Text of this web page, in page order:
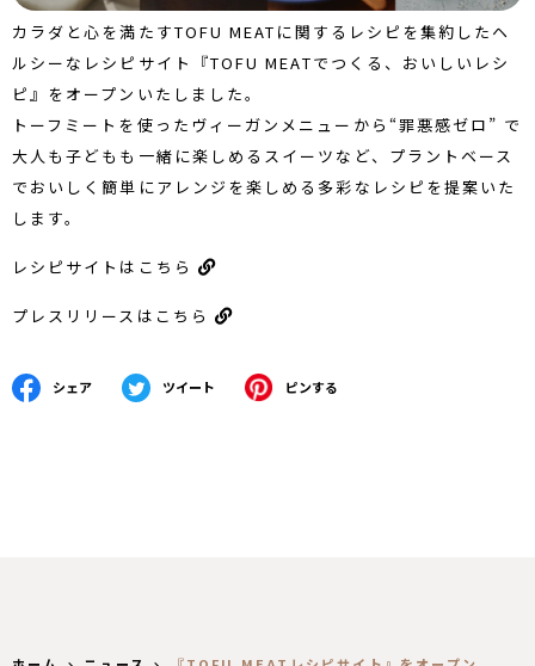
カラダと心を満たすTOFU MEATに関するレシピを集約したヘ
ルシーなレシピサイト『TOFU MEATでつくる、おいしいレシ
ピ』をオープンいたしました。
トーフミートを使ったヴィーガンメニューから“罪悪感ゼロ” で
大人も子どもも一緒に楽しめるスイーツなど、プラントベース
でおいしく簡単にアレンジを楽しめる多彩なレシピを提案いた
します。
レシピサイトはこちら
プレスリリースはこちら
シェア
Facebookでシェアする ツイート
Twitterに投稿する ピンする
Pinterestでピンする